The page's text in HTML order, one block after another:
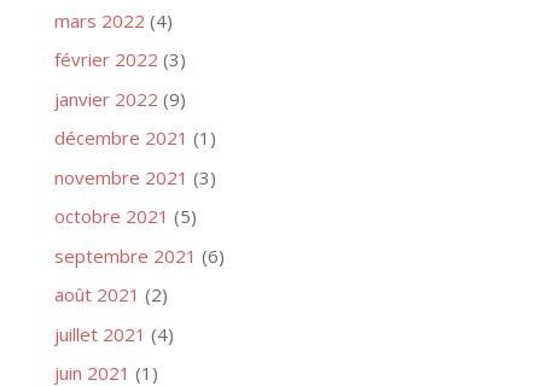
mars 2022 (4)
février 2022 (3)
janvier 2022 (9)
décembre 2021 (1)
novembre 2021 (3)
octobre 2021 (5)
septembre 2021 (6)
août 2021 (2)
juillet 2021 (4)
juin 2021 (1)